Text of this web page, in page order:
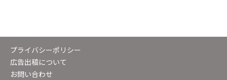
プライバシーポリシー
広告出稿について
お問い合わせ